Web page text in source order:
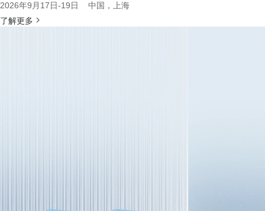
2026年9月17日-19日 中国，上海
了解更多